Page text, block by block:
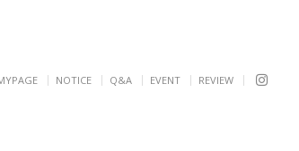
NOTICE Q&A EVENT REVIEW